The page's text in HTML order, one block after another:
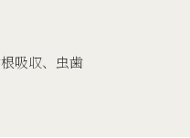
吸収、虫歯